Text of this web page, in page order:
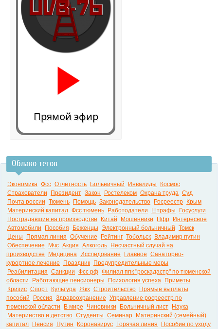
Прямой эфир
Облако тегов
Экономика Фсс Отчетность Больничный Инвалиды
Космос
Страхователи
Президент Закон Ростелеком Охрана труда Суд
Почта россии Тюмень Помощь Законодательство Росреестр
Крым
Материнский капитал Фсс тюмень Работодатели Штрафы
Госуслуги
Пострадавшие на производстве
Китай Мошенники Пфр
Интересное
Автомобили
Пособия Беженцы Электронный больничный Томск
Цены
Прямая линия Обучение Рейтинг Тобольск
Владимир путин
Обеспечение
Мчс Акция Алкоголь
Несчастный случай на
производстве
Медицина Исследование Главное Санаторно-
курортное лечение
Праздник
Предупредительные меры
Реабилитация Санкции Фсс рф Филиал ппк "роскадастр" по тюменской
области
Работающие пенсионеры Психология успеха
Приметы
Кризис Спорт Культура Жкх Строительство
Прямые выплаты
пособий
Россия Здравоохранение Управление росреестр по
тюменской области
В мире Чиновники Больничный лист
Наука
Материнство и детство Студенты Семинар
Материнский (семейный)
капитал
Пенсия Путин Коронавирус Горячая линия
Пособие по уходу